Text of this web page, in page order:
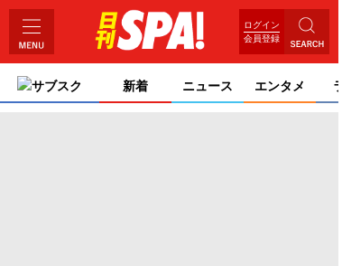
ログイン
会員登録
サブスク 新着 ニュース エンタメ